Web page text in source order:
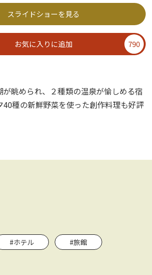
スライドショーを見る
お気に入りに追加 790
が眺められ、２種類の温泉が愉しめる宿
40種の新鮮野菜を使った創作料理も好評
#ホテル #旅館